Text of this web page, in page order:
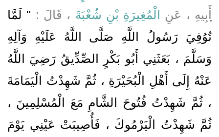
أَبِيهِ ، عَنِ الْمُغِيرَةِ بْنِ شُعْبَةَ ، قَالَ : " لَمَّا
تُوُفِيَ رَسُولُ اللَّهِ صَلَّى اللَّهُ عَلَيْهِ وَآلِهِ
وَسَلَّمَ ، بَعَثَنِي أَبُو بَكْرٍ الصِّدِّيقُ رَضِيَ اللَّهُ
عَنْهُ إِلَى أَهْلِ الْبُحَيْرَةِ ، ثُمَّ شَهِدْتُ الْيَمَامَةَ
، ثُمَّ شَهِدْتُ فُتُوحَ الشَّامِ مَعَ الْمُسْلِمِينَ ،
ثُمَّ شَهِدْتُ الْيَرْمُوكَ ، فَأُصِيبَتْ عَيْنِي يَوْمَ